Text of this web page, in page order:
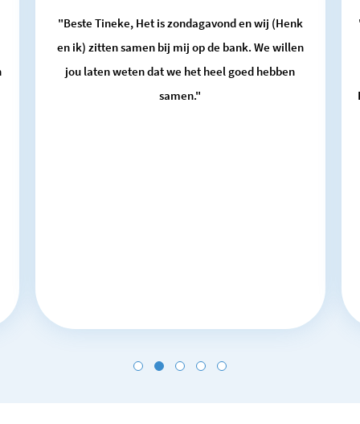
"Beste Tineke, Het is zondagavond en wij (Henk
en ik) zitten samen bij mij op de bank. We willen
jou laten weten dat we het heel goed hebben
samen."